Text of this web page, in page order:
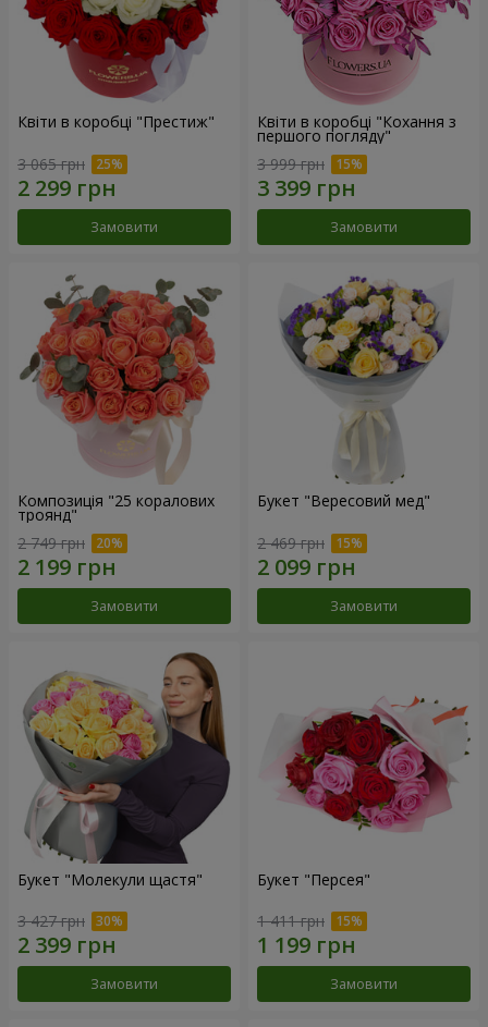
Квіти в коробці "Престиж"
3 065 грн
Замовити
Квіти в коробці "Кохання з
першого погляду"
3 999 грн
Замовити
Композиція "25 коралових
троянд"
2 749 грн
Замовити
Букет "Вересовий мед"
2 469 грн
Замовити
Букет "Молекули щастя"
3 427 грн
Замовити
Букет "Персея"
1 411 грн
Замовити